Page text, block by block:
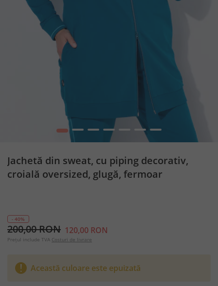
1 2 3 4 5 6 7
Jachetă din sweat, cu piping decorativ,
croială oversized, glugă, fermoar
- 40%
200,00 RON 120,00 RON
Prețul include TVA Costuri de livrare
Această culoare este epuizată